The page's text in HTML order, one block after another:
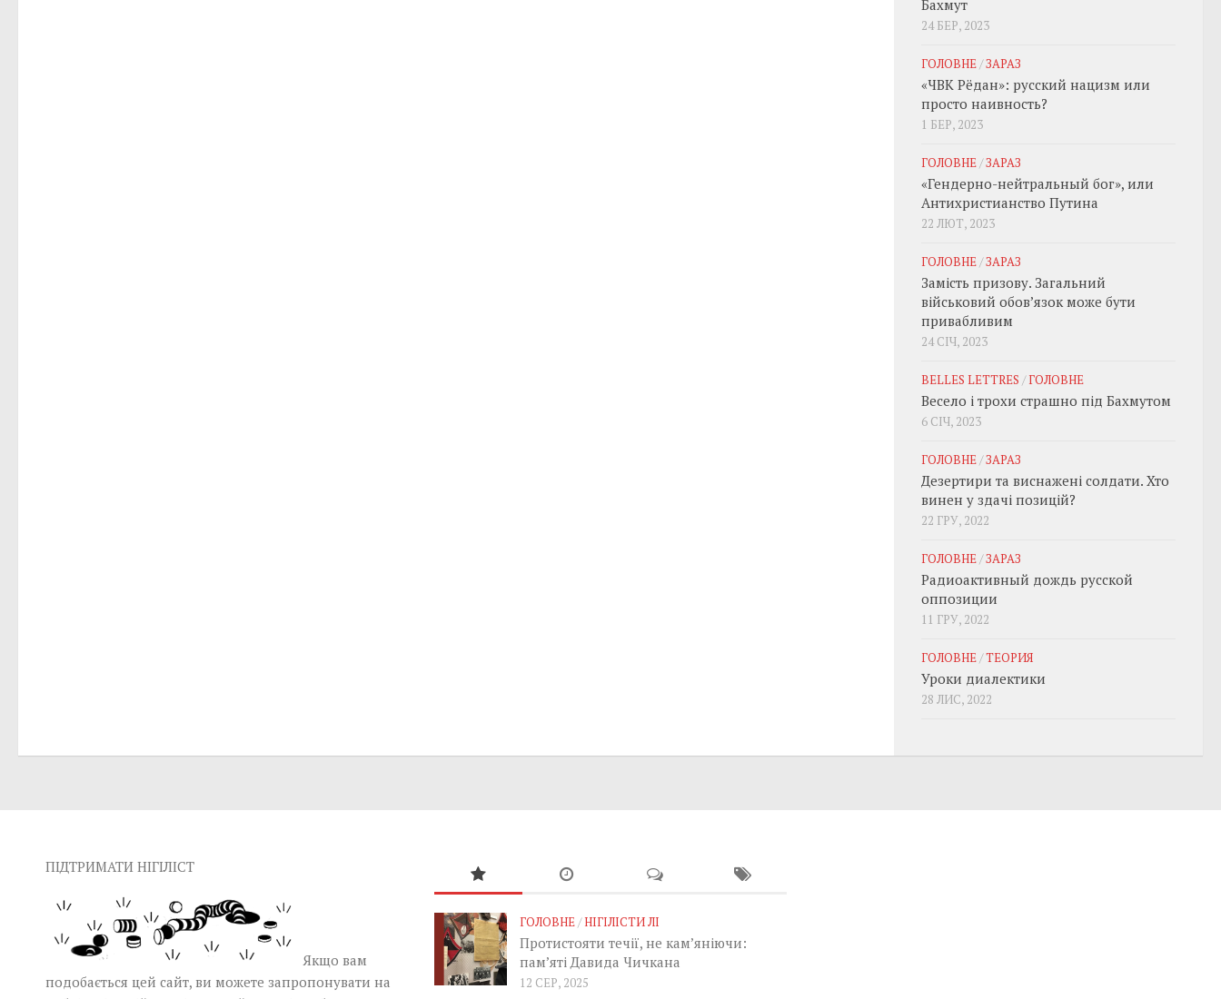
Бахмут
24 БЕР, 2023
ГОЛОВНЕ/ЗАРАЗ
«ЧВК Рёдан»: русский нацизм или
просто наивность?
1 БЕР, 2023
ГОЛОВНЕ/ЗАРАЗ
«Гендерно-нейтральный бог», или
Антихристианство Путина
22 ЛЮТ, 2023
ГОЛОВНЕ/ЗАРАЗ
Замість призову. Загальний
військовий обовʼязок може бути
привабливим
24 СІЧ, 2023
BELLES LETTRES /ГОЛОВНЕ
Весело і трохи страшно під Бахмутом
6 СІЧ, 2023
ГОЛОВНЕ/ЗАРАЗ
Дезертири та виснажені солдати. Хто
винен у здачі позицій?
22 ГРУ, 2022
ГОЛОВНЕ/ЗАРАЗ
Радиоактивный дождь русской
оппозиции
11 ГРУ, 2022
ГОЛОВНЕ/ТЕОРИЯ
Уроки диалектики
28 ЛИС, 2022
ПІДТРИМАТИ НІГІЛІСТ
Якщо вам
подобається цей сайт, ви можете запропонувати на
ГОЛОВНЕ/НІГІЛІСТИ ЛІ
Протистояти течії, не кам’яніючи:
пам’яті Давида Чичкана
12 СЕР, 2025